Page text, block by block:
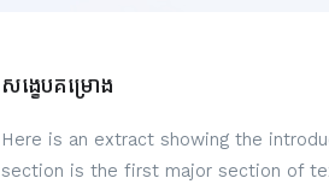
សង្ខេបគម្រោង
Here is an extract showing the
section is the first major section of